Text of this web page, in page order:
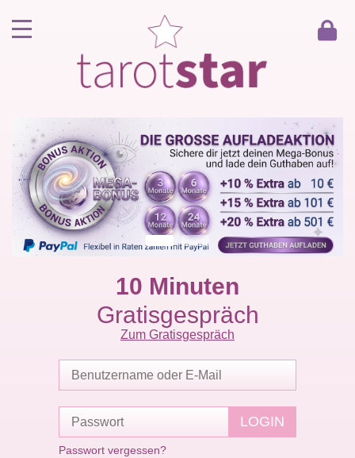
Kunde werden
Berater werden
Kartenlegen Gratisgespräch
Gästebuch
10 Minuten
Gratisgespräch
Zum Gratisgespräch
Passwort vergessen?